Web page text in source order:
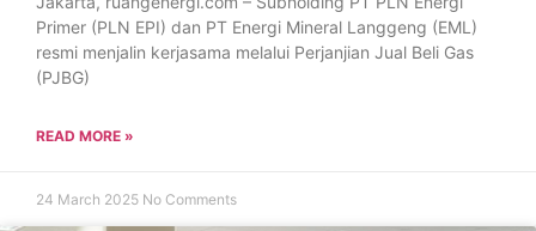
Primer (PLN EPI) dan PT Energi Mineral Langgeng (EML)
resmi menjalin kerjasama melalui Perjanjian Jual Beli Gas
(PJBG)
READ MORE »
24 March 2025 No Comments